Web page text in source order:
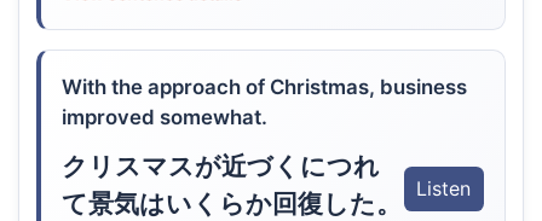
With the approach of Christmas, business
improved somewhat.
クリスマスが近づくにつれ
て景気はいくらか回復した。
Listen